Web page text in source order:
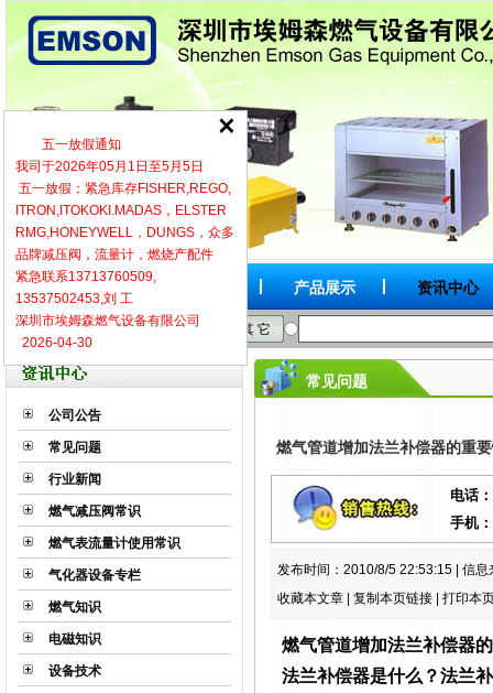
网站首页 产品展示 资讯中心
按品牌 按型号 按类别 其 它
公司公告
常见问题
行业新闻
燃气减压阀常识
燃气表流量计使用常识
气化器设备专栏
燃气知识
电磁知识
设备技术
常见问题
燃气管道增加法兰补偿器的重
电话：
手机：
发布时间：2010/8/5 22:53:15 | 信息
收藏本文章
复制本页链接 打印本
燃气管道增加法兰补偿器
法兰补偿器是什么？法兰
五一放假通知
我司于2026年05月1日至5月5日
五一放假；紧急库存FISHER,REGO,
ITRON,ITOKOKI.MADAS，ELSTER
RMG,HONEYWELL，DUNGS，众多
品牌减压阀，流量计，燃烧产配件
紧急联系13713760509,
13537502453,刘 工
深圳市埃姆森燃气设备有限公司
2026-04-30